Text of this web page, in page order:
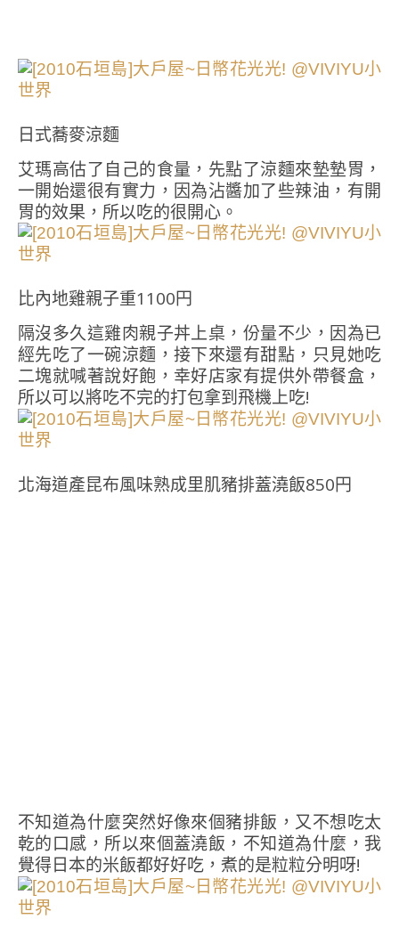
日式蕎麥涼麵
艾瑪高估了自己的食量，先點了涼麵來墊墊胃，
一開始還很有實力，因為沾醬加了些辣油，有開
胃的效果，所以吃的很開心。
比內地雞親子重1100円
隔沒多久這雞肉親子丼上桌，份量不少，因為已
經先吃了一碗涼麵，接下來還有甜點，只見她吃
二塊就喊著說好飽，幸好店家有提供外帶餐盒，
所以可以將吃不完的打包拿到飛機上吃!
北海道產昆布風味熟成里肌豬排蓋澆飯850円
不知道為什麼突然好像來個豬排飯，又不想吃太
乾的口感，所以來個蓋澆飯，不知道為什麼，我
覺得日本的米飯都好好吃，煮的是粒粒分明呀!